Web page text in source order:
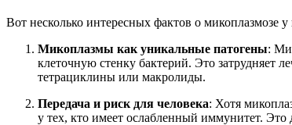
Вот несколько интересных фактов о микоплазмозе
Микоплазмы как уникальные патогены:
клеточную стенку бактерий. Это затрудняет
тетрациклины или макролиды.
Передача и риск для человека: Хотя
у тех, кто имеет ослабленный иммунитет.